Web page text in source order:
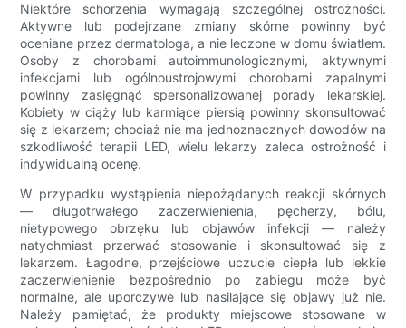
Niektóre schorzenia wymagają szczególnej ostrożności.
Aktywne lub podejrzane zmiany skórne powinny być
oceniane przez dermatologa, a nie leczone w domu światłem.
Osoby z chorobami autoimmunologicznymi, aktywnymi
infekcjami lub ogólnoustrojowymi chorobami zapalnymi
powinny zasięgnąć spersonalizowanej porady lekarskiej.
Kobiety w ciąży lub karmiące piersią powinny skonsultować
się z lekarzem; chociaż nie ma jednoznacznych dowodów na
szkodliwość terapii LED, wielu lekarzy zaleca ostrożność i
indywidualną ocenę.
W przypadku wystąpienia niepożądanych reakcji skórnych
— długotrwałego zaczerwienienia, pęcherzy, bólu,
nietypowego obrzęku lub objawów infekcji — należy
natychmiast przerwać stosowanie i skonsultować się z
lekarzem. Łagodne, przejściowe uczucie ciepła lub lekkie
zaczerwienienie bezpośrednio po zabiegu może być
normalne, ale uporczywe lub nasilające się objawy już nie.
Należy pamiętać, że produkty miejscowe stosowane w